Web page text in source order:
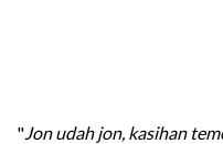
"Jon udah jon, kasihan